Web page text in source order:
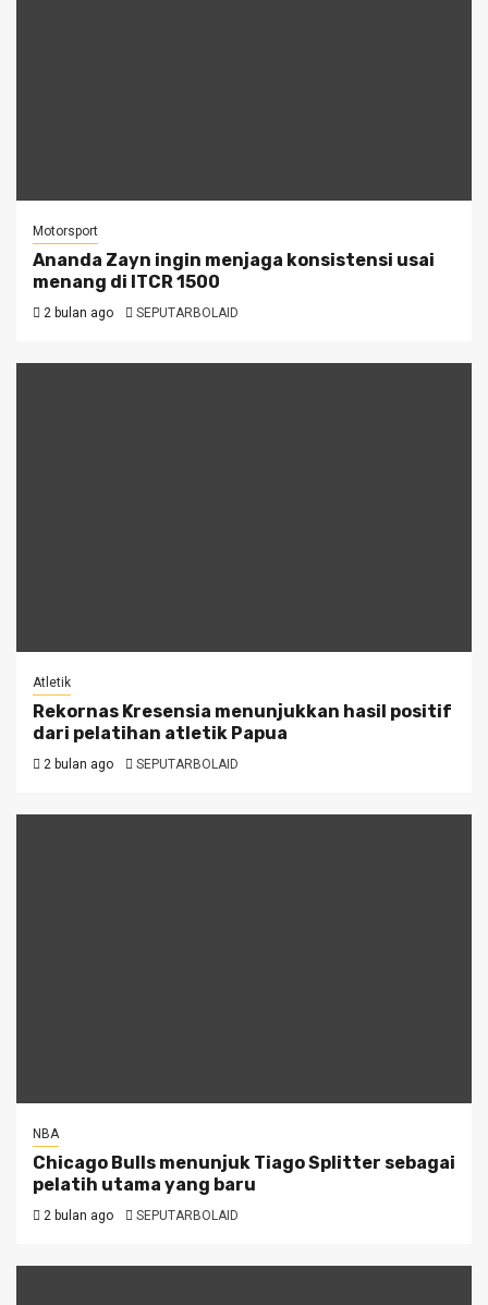
Motorsport
Ananda Zayn ingin menjaga konsistensi usai
menang di ITCR 1500
2 bulan ago SEPUTARBOLAID
Atletik
Rekornas Kresensia menunjukkan hasil positif
dari pelatihan atletik Papua
2 bulan ago SEPUTARBOLAID
NBA
Chicago Bulls menunjuk Tiago Splitter sebagai
pelatih utama yang baru
2 bulan ago SEPUTARBOLAID